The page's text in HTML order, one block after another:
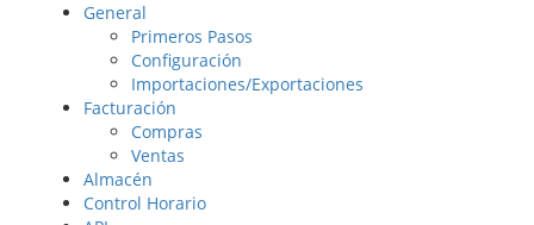
General
Primeros Pasos
Configuración
Importaciones/Exportaciones
Facturación
Compras
Ventas
Almacén
Control Horario